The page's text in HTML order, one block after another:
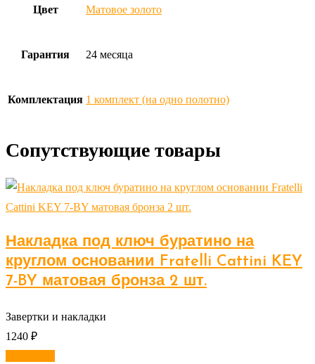
Цвет Матовое золото
Гарантия 24 месяца
Комплектация 1 комплект (на одно полотно)
Сопутствующие товары
Накладка под ключ буратино на
круглом основании Fratelli Cattini KEY
7-BY матовая бронза 2 шт.
Завертки и накладки
1240 ₽